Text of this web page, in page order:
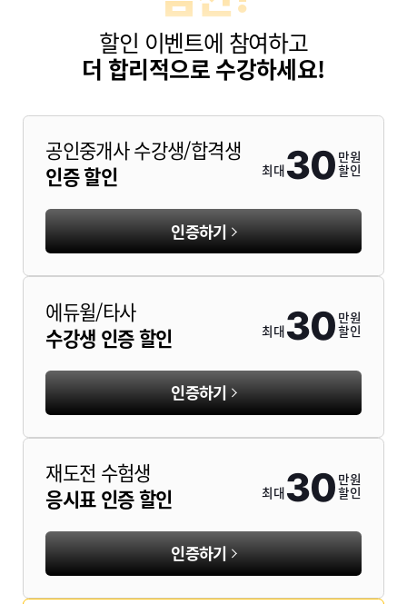
할인 이벤트에 참여하고
더 합리적으로 수강하세요!
공인중개사 수강생/합격생
인증 할인
최대30 만원
할인
인증하기
에듀윌/타사
수강생 인증 할인
최대30 만원
할인
인증하기
재도전 수험생
응시표 인증 할인
최대30 만원
할인
인증하기